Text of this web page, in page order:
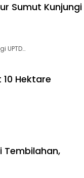
Sumut Kunjungi
UPTD…
Hektare
Tembilahan,